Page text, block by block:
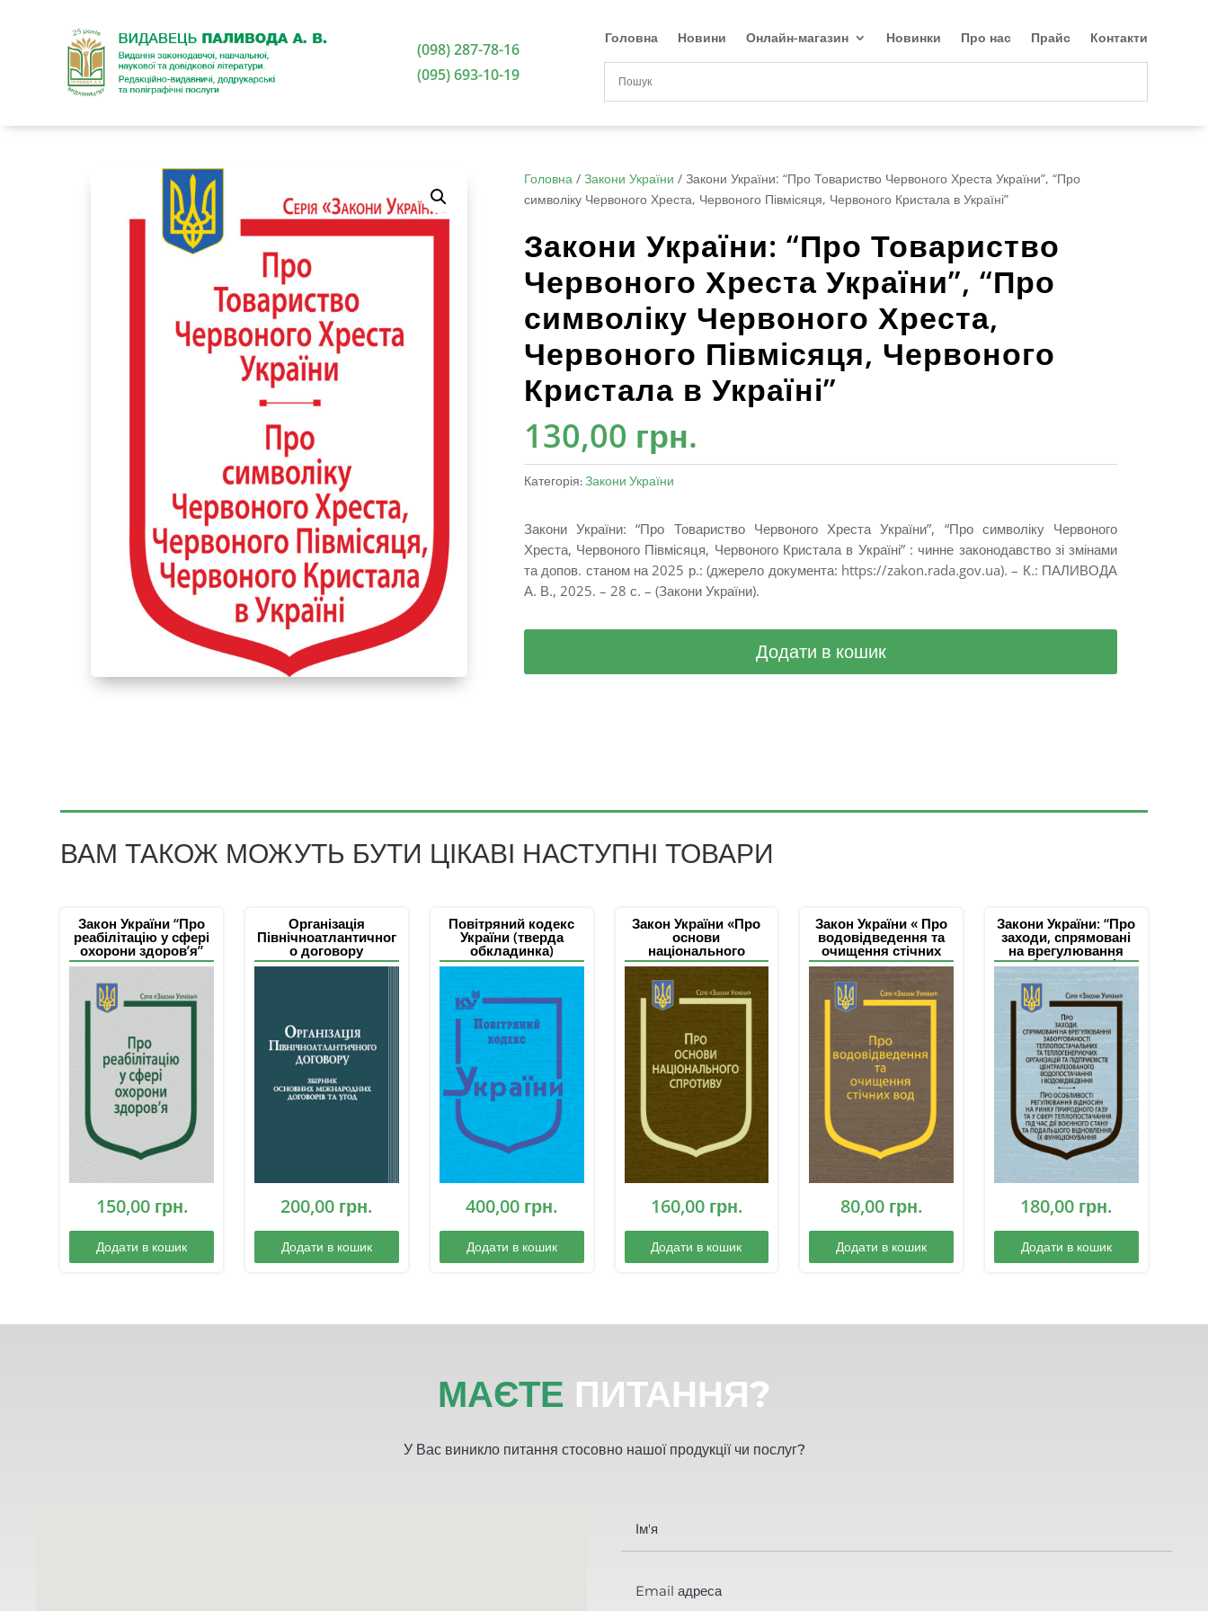
(098) 287-78-16
(095) 693-10-19
Головна Новини Онлайн-магазин Новинки Про нас Прайс Контакти
Головна / Закони України / Закони України: “Про Товариство Червоного Хреста України”, “Про
символіку Червоного Хреста, Червоного Півмісяця, Червоного Кристала в Україні”
Закони України: “Про Товариство
Червоного Хреста України”, “Про
символіку Червоного Хреста,
Червоного Півмісяця, Червоного
Кристала в Україні”
130,00 грн.
Категорія:Закони України
Закони України: “Про Товариство Червоного Хреста України”, “Про символіку Червоного
Хреста, Червоного Півмісяця, Червоного Кристала в Україні” : чинне законодавство зі змінами
та допов. станом на 2025 р.: (джерело документа: https://zakon.rada.gov.ua). – К.: ПАЛИВОДА
А. В., 2025. – 28 с. – (Закони України).
Додати в кошик
ВАМ ТАКОЖ МОЖУТЬ БУТИ ЦІКАВІ НАСТУПНІ ТОВАРИ
Закон України “Про
реабілітацію у сфері
охорони здоров’я”
150,00 грн.
Додати в кошик
Організація
Північноатлантичног
о договору
200,00 грн.
Додати в кошик
Повітряний кодекс
України (тверда
обкладинка)
400,00 грн.
Додати в кошик
Закон України «Про
основи
національного
спротиву»
160,00 грн.
Додати в кошик
Закон України « Про
водовідведення та
очищення стічних
вод»
80,00 грн.
Додати в кошик
Закони України: “Про
заходи, спрямовані
на врегулювання
заборгованості
та теплогенеруючих
організацій та
підприємств
централізованого
водопостачання і
водовідведення”,
“Про особливості
регулювання
відносин на ринку
природно го газу та у
сфері
теплопостачання під
час дії воєнного
стану та подальшого
відновлення їх
180,00 грн.
Додати в кошик
МАЄТЕ ПИТАННЯ?
У Вас виникло питання стосовно нашої продукції чи послуг?